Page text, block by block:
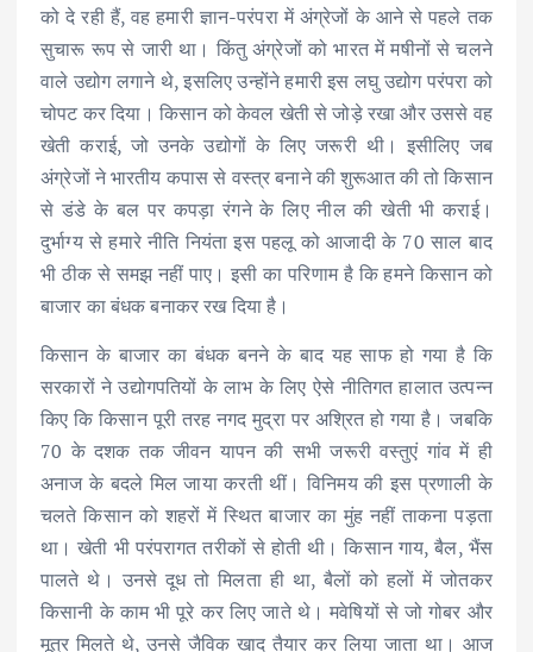
को दे रही हैं, वह हमारी ज्ञान-परंपरा में अंग्रेजों के आने से पहले तक
सुचारू रूप से जारी था। किंतु अंग्रेजों को भारत में मषीनों से चलने
वाले उद्योग लगाने थे, इसलिए उन्होंने हमारी इस लघु उद्योग परंपरा को
चोपट कर दिया। किसान को केवल खेती से जोड़े रखा और उससे वह
खेती कराई, जो उनके उद्योगों के लिए जरूरी थी। इसीलिए जब
अंग्रेजों ने भारतीय कपास से वस्त्र बनाने की शुरूआत की तो किसान
से डंडे के बल पर कपड़ा रंगने के लिए नील की खेती भी कराई।
दुर्भाग्य से हमारे नीति नियंता इस पहलू को आजादी के 70 साल बाद
भी ठीक से समझ नहीं पाए। इसी का परिणाम है कि हमने किसान को
बाजार का बंधक बनाकर रख दिया है।
किसान के बाजार का बंधक बनने के बाद यह साफ हो गया है कि
सरकारों ने उद्योगपतियों के लाभ के लिए ऐसे नीतिगत हालात उत्पन्न
किए कि किसान पूरी तरह नगद मुद्रा पर अश्रित हो गया है। जबकि
70 के दशक तक जीवन यापन की सभी जरूरी वस्तुएं गांव में ही
अनाज के बदले मिल जाया करती थीं। विनिमय की इस प्रणाली के
चलते किसान को शहरों में स्थित बाजार का मुंह नहीं ताकना पड़ता
था। खेती भी परंपरागत तरीकों से होती थी। किसान गाय, बैल, भैंस
पालते थे। उनसे दूध तो मिलता ही था, बैलों को हलों में जोतकर
किसानी के काम भी पूरे कर लिए जाते थे। मवेषियों से जो गोबर और
मूत्र मिलते थे, उनसे जैविक खाद तैयार कर लिया जाता था। आज